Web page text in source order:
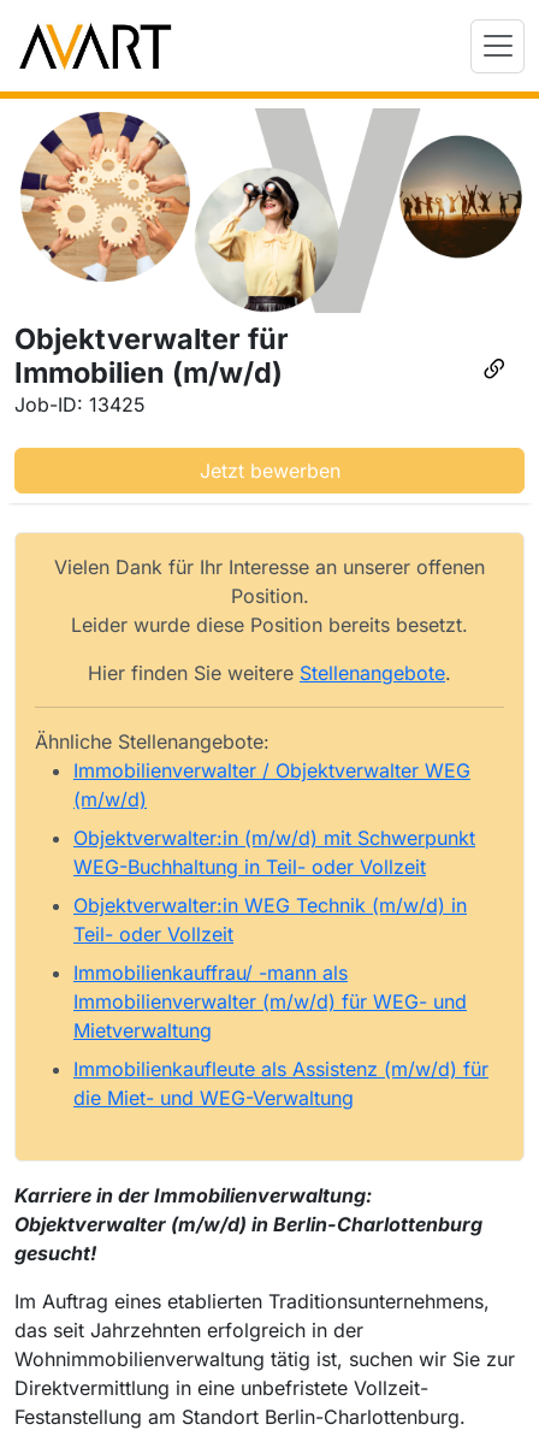
Objektverwalter für
Immobilien (m/w/d)
Job-ID: 13425
Jetzt bewerben
Vielen Dank für Ihr Interesse an unserer offenen
Position.
Leider wurde diese Position bereits besetzt.
Hier finden Sie weitere Stellenangebote.
Ähnliche Stellenangebote:
Immobilienverwalter / Objektverwalter WEG
(m/w/d)
Objektverwalter:in (m/w/d) mit Schwerpunkt
WEG-Buchhaltung in Teil- oder Vollzeit
Objektverwalter:in WEG Technik (m/w/d) in
Teil- oder Vollzeit
Immobilienkauffrau/ -mann als
Immobilienverwalter (m/w/d) für WEG- und
Mietverwaltung
Immobilienkaufleute als Assistenz (m/w/d) für
die Miet- und WEG-Verwaltung
Karriere in der Immobilienverwaltung:
Objektverwalter (m/w/d) in Berlin-Charlottenburg
gesucht!
Im Auftrag eines etablierten Traditionsunternehmens,
das seit Jahrzehnten erfolgreich in der
Wohnimmobilienverwaltung tätig ist, suchen wir Sie zur
Direktvermittlung in eine unbefristete Vollzeit-
Festanstellung am Standort Berlin-Charlottenburg.